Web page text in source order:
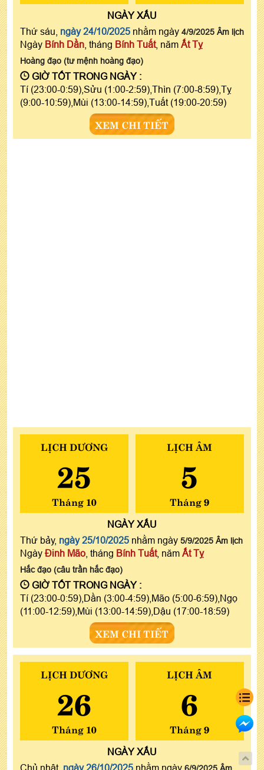
NGÀYXẤU
Thứ sáu, ngày 24/10/2025 nhằm ngày 4/9/2025 Âm lịch
Ngày Bính Dần , tháng Bính Tuất, năm Ất Tỵ
Hoàng đạo (tư mệnh hoàng đạo)
GIỜ TỐT TRONG NGÀY :
Tí (23:00-0:59),Sửu (1:00-2:59),Thìn (7:00-8:59),Tỵ
(9:00-10:59),Mùi (13:00-14:59),Tuất (19:00-20:59)
XEM CHI TIẾT
LỊCH DƯƠNG
25
Tháng 10
LỊCH ÂM
5
Tháng 9
NGÀYXẤU
Thứ bảy, ngày 25/10/2025 nhằm ngày 5/9/2025 Âm lịch
Ngày Đinh Mão , tháng Bính Tuất, năm Ất Tỵ
Hắc đạo (câu trần hắc đạo)
GIỜ TỐT TRONG NGÀY :
Tí (23:00-0:59),Dần (3:00-4:59),Mão (5:00-6:59),Ngọ
(11:00-12:59),Mùi (13:00-14:59),Dậu (17:00-18:59)
XEM CHI TIẾT
LỊCH DƯƠNG
26
Tháng 10
LỊCH ÂM
6
Tháng 9
NGÀYXẤU
Chủ nhật, ngày 26/10/2025 nhằm ngày